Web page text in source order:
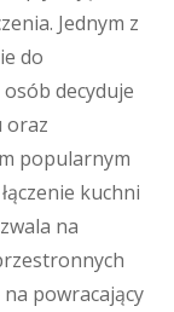
Jednym z
do
decyduje
oraz
popularnym
kuchni
na
powracający